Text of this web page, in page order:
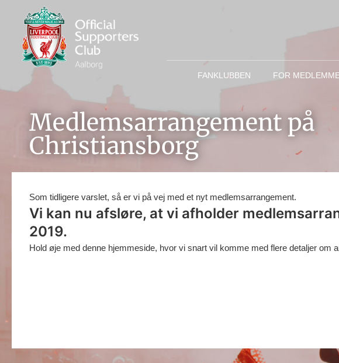
FANKLUBBEN FOR
Medlemsarrangement på
Christiansborg
Som tidligere varslet, så er vi på vej med et nyt medlemsarrangement.
Vi kan nu afsløre, at vi afholder
2019.
Hold øje med denne hjemmeside, hvor vi snart vil komme med flere detaljer om